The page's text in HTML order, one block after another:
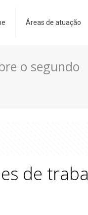
Áreas de atuação
o segundo
de